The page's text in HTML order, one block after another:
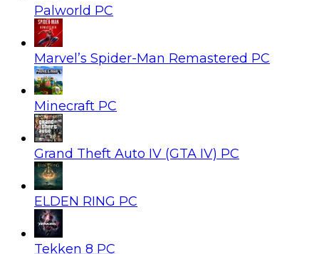
Palworld PC
Marvel’s Spider-Man Remastered PC
Minecraft PC
Grand Theft Auto IV (GTA IV) PC
ELDEN RING PC
Tekken 8 PC